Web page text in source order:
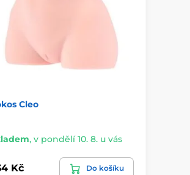
Cleo
, v pondělí 10. 8. u vás
Kč Do košíku